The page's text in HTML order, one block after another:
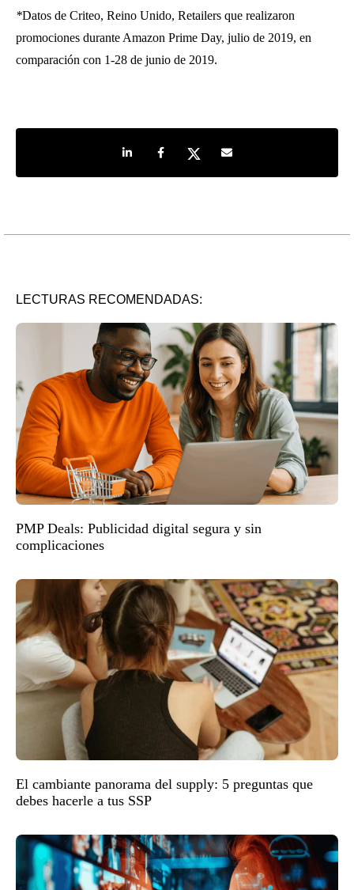
*Datos de Criteo, Reino Unido, Retailers que realizaron
promociones durante Amazon Prime Day, julio de 2019, en
comparación con 1-28 de junio de 2019.
Share on LinkedIn
Share on Facebook
Share on TwitterShare by e-mail
LECTURAS RECOMENDADAS:
PMP Deals: Publicidad digital segura y sin
complicaciones
El cambiante panorama del supply: 5 preguntas que
debes hacerle a tus SSP